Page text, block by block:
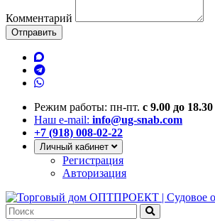
Комментарий
Отправить
Режим работы: пн-пт. с 9.00 до 18.30
Наш e-mail: info@ug-snab.com
+7 (918) 008-02-22
Личный кабинет
Регистрация
Авторизация